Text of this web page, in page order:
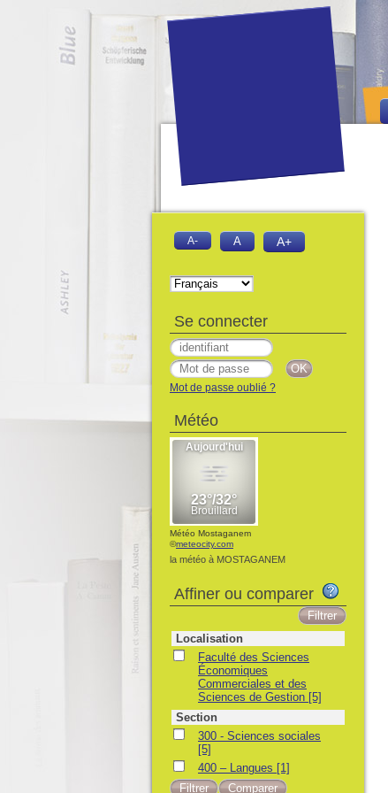
A- A A+
Se connecter
Mot de passe oublié ?
Météo
Météo Mostaganem
©meteocity.com
la météo à MOSTAGANEM
Affiner ou comparer
Localisation
Faculté des Sciences
Économiques
Commerciales et des
Sciences de Gestion [5]
Section
300 - Sciences sociales
[5]
400 – Langues [1]